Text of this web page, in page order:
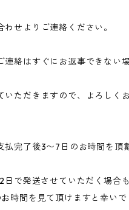
せよりご連絡ください。
連絡はすぐにお返事できない
いただきますので、よろしく
払完了後3〜7日のお時間を頂
日で発送させていただく場合
時間を見て頂けますと幸いで